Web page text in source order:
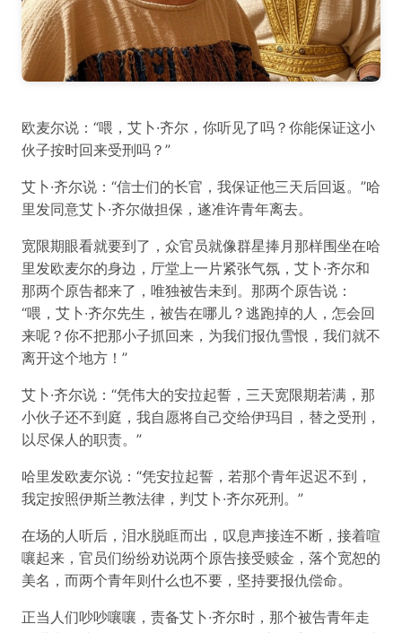
欧麦尔说：“喂，艾卜·齐尔，你听见了吗？你能保证这小
伙子按时回来受刑吗？”
艾卜·齐尔说：“信士们的长官，我保证他三天后回返。”哈
里发同意艾卜·齐尔做担保，遂准许青年离去。
宽限期眼看就要到了，众官员就像群星捧月那样围坐在哈
里发欧麦尔的身边，厅堂上一片紧张气氛，艾卜·齐尔和
那两个原告都来了，唯独被告未到。那两个原告说：
“喂，艾卜·齐尔先生，被告在哪儿？逃跑掉的人，怎会回
来呢？你不把那小子抓回来，为我们报仇雪恨，我们就不
离开这个地方！”
艾卜·齐尔说：“凭伟大的安拉起誓，三天宽限期若满，那
小伙子还不到庭，我自愿将自己交给伊玛目，替之受刑，
以尽保人的职责。”
哈里发欧麦尔说：“凭安拉起誓，若那个青年迟迟不到，
我定按照伊斯兰教法律，判艾卜·齐尔死刑。”
在场的人听后，泪水脱眶而出，叹息声接连不断，接着喧
嚷起来，官员们纷纷劝说两个原告接受赎金，落个宽恕的
美名，而两个青年则什么也不要，坚持要报仇偿命。
正当人们吵吵嚷嚷，责备艾卜·齐尔时，那个被告青年走